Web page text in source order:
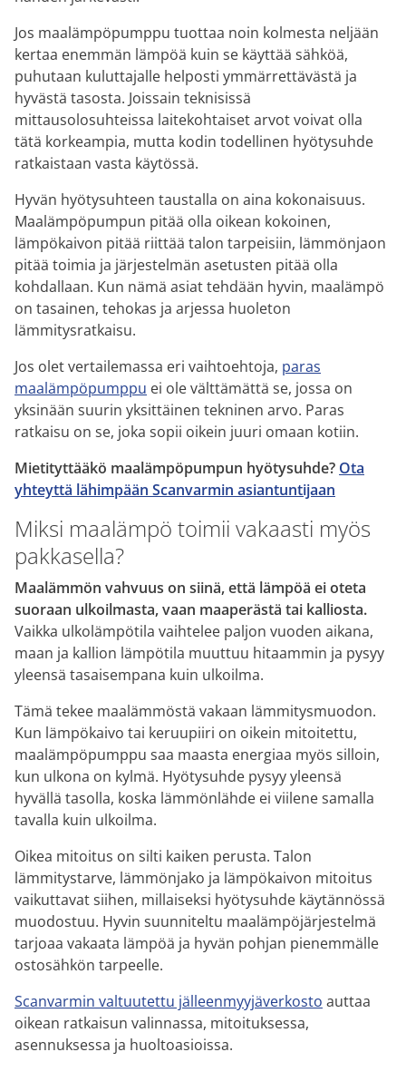
Jos maalämpöpumppu tuottaa noin kolmesta neljään
kertaa enemmän lämpöä kuin se käyttää sähköä,
puhutaan kuluttajalle helposti ymmärrettävästä ja
hyvästä tasosta. Joissain teknisissä
mittausolosuhteissa laitekohtaiset arvot voivat olla
tätä korkeampia, mutta kodin todellinen hyötysuhde
ratkaistaan vasta käytössä.
Hyvän hyötysuhteen taustalla on aina kokonaisuus.
Maalämpöpumpun pitää olla oikean kokoinen,
lämpökaivon pitää riittää talon tarpeisiin, lämmönjaon
pitää toimia ja järjestelmän asetusten pitää olla
kohdallaan. Kun nämä asiat tehdään hyvin, maalämpö
on tasainen, tehokas ja arjessa huoleton
lämmitysratkaisu.
Jos olet vertailemassa eri vaihtoehtoja, paras
maalämpöpumppu ei ole välttämättä se, jossa on
yksinään suurin yksittäinen tekninen arvo. Paras
ratkaisu on se, joka sopii oikein juuri omaan kotiin.
Mietityttääkö maalämpöpumpun hyötysuhde? Ota
yhteyttä lähimpään Scanvarmin asiantuntijaan
Miksi maalämpö toimii vakaasti myös
pakkasella?
Maalämmön vahvuus on siinä, että lämpöä ei oteta
suoraan ulkoilmasta, vaan maaperästä tai kalliosta.
Vaikka ulkolämpötila vaihtelee paljon vuoden aikana,
maan ja kallion lämpötila muuttuu hitaammin ja pysyy
yleensä tasaisempana kuin ulkoilma.
Tämä tekee maalämmöstä vakaan lämmitysmuodon.
Kun lämpökaivo tai keruupiiri on oikein mitoitettu,
maalämpöpumppu saa maasta energiaa myös silloin,
kun ulkona on kylmä. Hyötysuhde pysyy yleensä
hyvällä tasolla, koska lämmönlähde ei viilene samalla
tavalla kuin ulkoilma.
Oikea mitoitus on silti kaiken perusta. Talon
lämmitystarve, lämmönjako ja lämpökaivon mitoitus
vaikuttavat siihen, millaiseksi hyötysuhde käytännössä
muodostuu. Hyvin suunniteltu maalämpöjärjestelmä
tarjoaa vakaata lämpöä ja hyvän pohjan pienemmälle
ostosähkön tarpeelle.
Scanvarmin valtuutettu jälleenmyyjäverkosto auttaa
oikean ratkaisun valinnassa, mitoituksessa,
asennuksessa ja huoltoasioissa.